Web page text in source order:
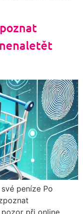
peníze Po
při online